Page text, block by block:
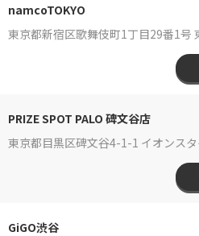
namcoTOKYO
東京都新宿区歌舞伎町1丁目29番1号
PRIZE SPOT PALO 碑文谷店
東京都目黒区碑文谷4-1-1 イオンス
GiGO渋谷